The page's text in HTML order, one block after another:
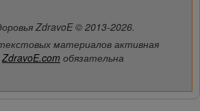
ZdravoE © 2013-2026.
материалов активная
ZdravoE.com обязательна